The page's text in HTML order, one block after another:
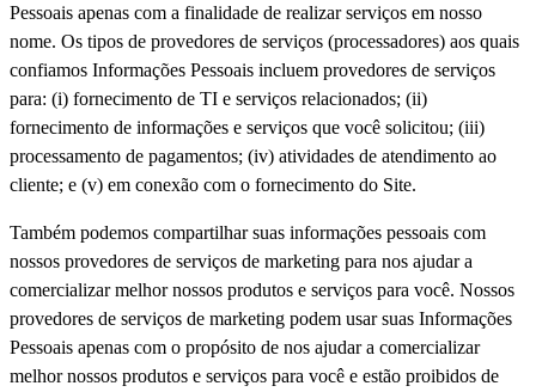
Pessoais apenas com a finalidade de realizar serviços em nosso
nome. Os tipos de provedores de serviços (processadores) aos quais
confiamos Informações Pessoais incluem provedores de serviços
para: (i) fornecimento de TI e serviços relacionados; (ii)
fornecimento de informações e serviços que você solicitou; (iii)
processamento de pagamentos; (iv) atividades de atendimento ao
cliente; e (v) em conexão com o fornecimento do Site.
Também podemos compartilhar suas informações pessoais com
nossos provedores de serviços de marketing para nos ajudar a
comercializar melhor nossos produtos e serviços para você. Nossos
provedores de serviços de marketing podem usar suas Informações
Pessoais apenas com o propósito de nos ajudar a comercializar
melhor nossos produtos e serviços para você e estão proibidos de